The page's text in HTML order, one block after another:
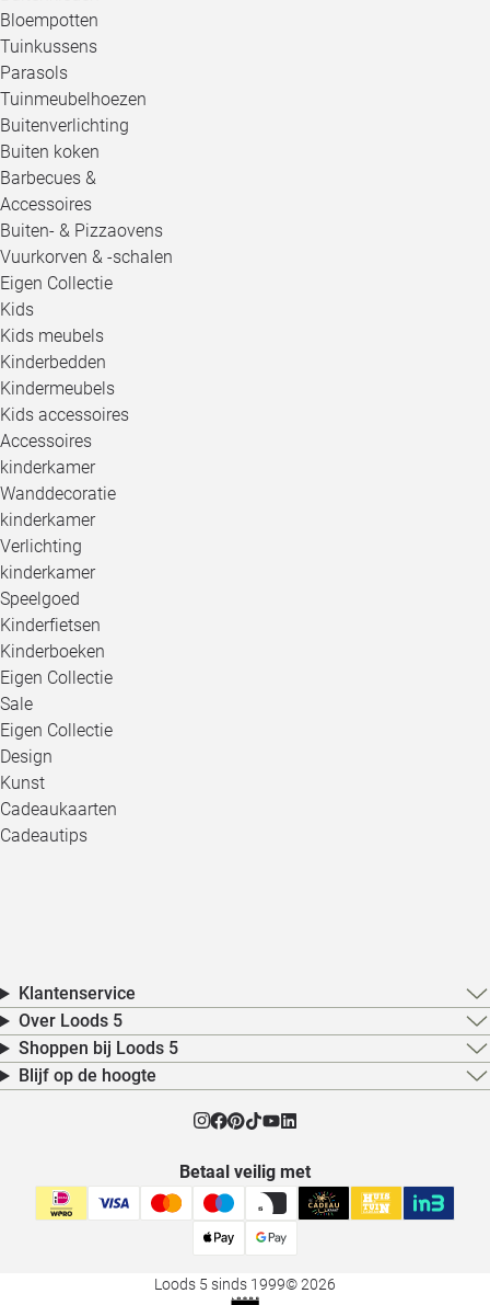
Bloempotten
Tuinkussens
Parasols
Tuinmeubelhoezen
Buitenverlichting
Buiten koken
Barbecues &
Accessoires
Buiten- & Pizzaovens
Vuurkorven & -schalen
Eigen Collectie
Kids
Kids meubels
Kinderbedden
Kindermeubels
Kids accessoires
Accessoires
kinderkamer
Wanddecoratie
kinderkamer
Verlichting
kinderkamer
Speelgoed
Kinderfietsen
Kinderboeken
Eigen Collectie
Sale
Eigen Collectie
Design
Kunst
Cadeaukaarten
Cadeautips
Klantenservice
Over Loods 5
Shoppen bij Loods 5
Blijf op de hoogte
Betaal veilig met
Loods 5 sinds 1999© 2026